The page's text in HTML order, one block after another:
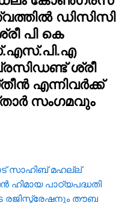
ഡിസിസി
പി കെ
ശ്രീ
എന്നിവർക്ക്
സംഗമവും